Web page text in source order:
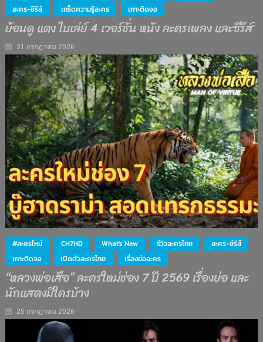
ละคร-ซีรีส์
เกร็ดความรู้ละคร เกาะติดจอ
ย้อนดู แดง ไบเล่ย์ 4 เวอร์ชั่น หนัง ละครเพลง และซีรีส์
31 กรกฎาคม 2026
#ละครใหม่ CH7HD What's New รีวิวละครไทย
ละคร-ซีรีส์
เกาะติดจอ
เปิดตัวละครไทย เรื่องย่อละคร
“หลวงพ่อเสือ” ละครใหม่ช่อง 7 ปี 2569 เรื่องย่อ และ
นักแสดงมีใครบ้าง
25 กรกฎาคม 2026